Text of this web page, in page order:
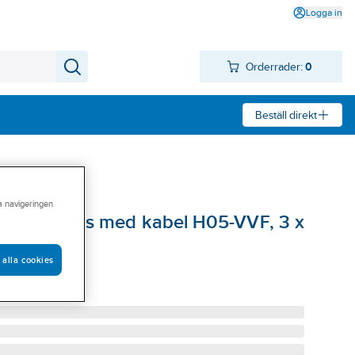
Logga in
Orderrader: 0
Beställ direkt
10A, 1-fas med kabel H05-VVF, 3 x
navigeringen
alla cookies